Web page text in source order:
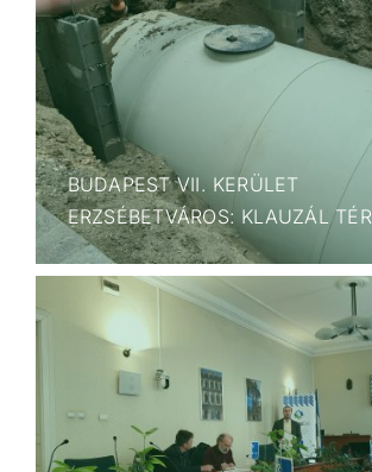
BUDAPEST VII. KERÜLET
ERZSÉBETVÁROS: KLAUZÁL TÉR